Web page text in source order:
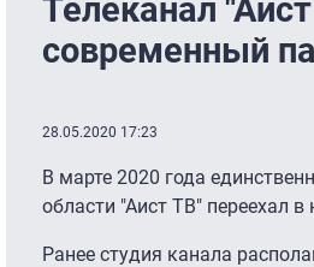
Телеканал
современный
28.05.2020 17:23
В марте 2020 года
области "Аист ТВ" переехал
Ранее студия канала